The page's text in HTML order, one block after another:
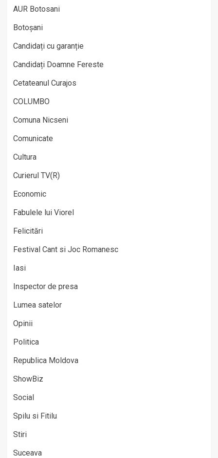
AUR Botosani
Botoșani
Candidați cu garanție
Candidați Doamne Fereste
Cetateanul Curajos
COLUMBO
Comuna Nicseni
Comunicate
Cultura
Curierul TV(R)
Economic
Fabulele lui Viorel
Felicitări
Festival Cant si Joc Romanesc
Iasi
Inspector de presa
Lumea satelor
Opinii
Politica
Republica Moldova
ShowBiz
Social
Spilu si Fitilu
Stiri
Suceava